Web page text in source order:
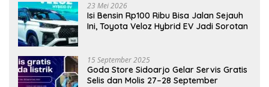
23 Mei 2026
Isi Bensin Rp100 Ribu Bisa Jalan Sejauh
Ini, Toyota Veloz Hybrid EV Jadi Sorotan
15 September 2025
Goda Store Sidoarjo Gelar Servis Gratis
Selis dan Molis 27–28 September